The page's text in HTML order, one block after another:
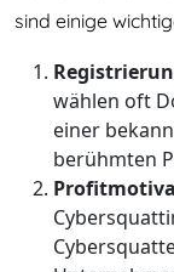
sind einige
wählen oft
einer
berühmten